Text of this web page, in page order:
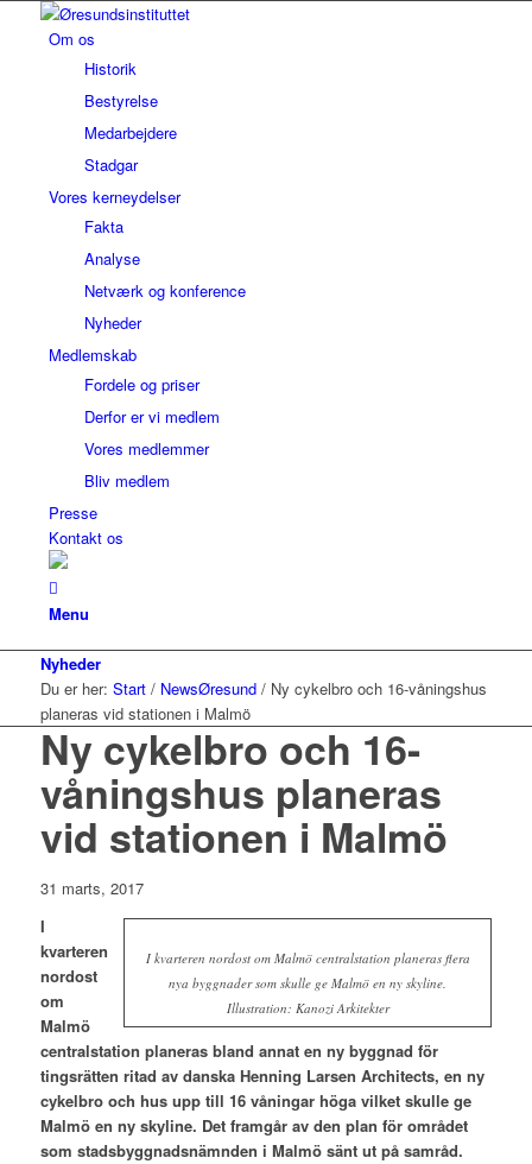
Om os
Historik
Bestyrelse
Medarbejdere
Stadgar
Vores kerneydelser
Fakta
Analyse
Netværk og konference
Nyheder
Medlemskab
Fordele og priser
Derfor er vi medlem
Vores medlemmer
Bliv medlem
Presse
Kontakt os
Menu
Nyheder
Du er her: Start / NewsØresund / Ny cykelbro och 16-våningshus
planeras vid stationen i Malmö
Ny cykelbro och 16-
våningshus planeras
vid stationen i Malmö
31 marts, 2017
I kvarteren nordost om Malmö centralstation planeras flera
nya byggnader som skulle ge Malmö en ny skyline.
Illustration: Kanozi Arkitekter
I
kvarteren
nordost
om
Malmö
centralstation planeras bland annat en ny byggnad för
tingsrätten ritad av danska Henning Larsen Architects, en ny
cykelbro och hus upp till 16 våningar höga vilket skulle ge
Malmö en ny skyline. Det framgår av den plan för området
som stadsbyggnadsnämnden i Malmö sänt ut på samråd.